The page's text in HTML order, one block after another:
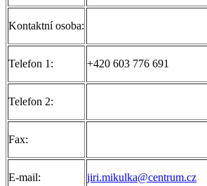
Kontaktní osoba:
Telefon 1: +420 603 776 691
Telefon 2:
Fax:
E-mail: jiri.mikulka@centrum.cz